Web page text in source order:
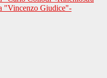
"Vincenzo Giudice"-